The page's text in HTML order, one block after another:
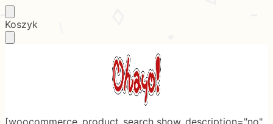
Skip
to
Skip
to
Koszyk
[woocommerce_product_search show_description="no"